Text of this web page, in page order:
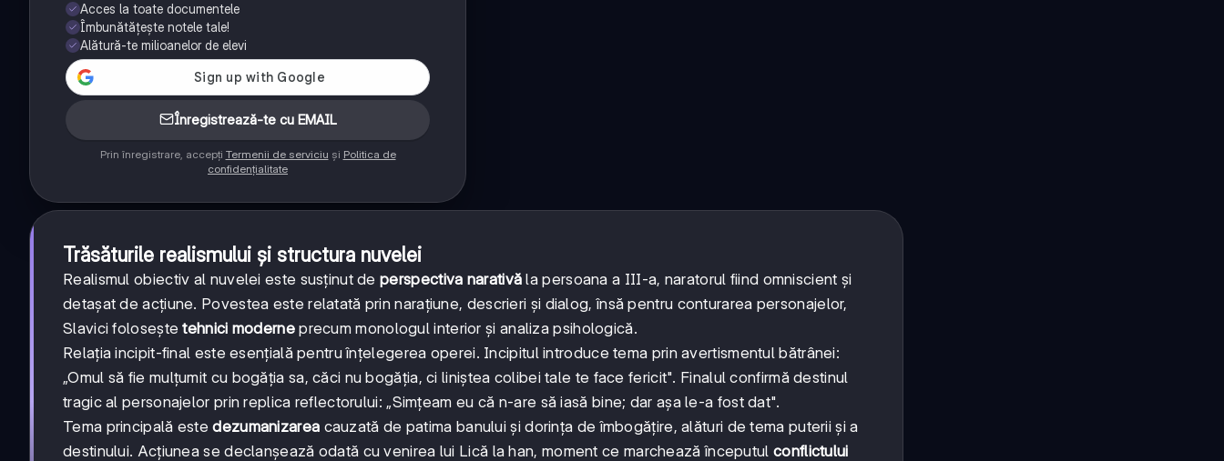
Acces la toate documentele
Îmbunătățește notele tale!
Alătură-te milioanelor de elevi
Înregistrează-te cu EMAIL
Prin înregistrare, accepți Termenii de serviciu și Politica de
confidențialitate
Trăsăturile realismului și structura nuvelei
Realismul obiectiv al nuvelei este susținut deperspectiva narativă la persoana a III-a, naratorul fiind omniscient și
detașat de acțiune. Povestea este relatată prin narațiune, descrieri și dialog, însă pentru conturarea personajelor,
Slavici foloseștetehnici moderneprecum monologul interior și analiza psihologică.
Relația incipit-final este esențială pentru înțelegerea operei. Incipitul introduce tema prin avertismentul bătrânei:
„Omul să fie mulțumit cu bogăția sa, căci nu bogăția, ci liniștea colibei tale te face fericit". Finalul confirmă destinul
tragic al personajelor prin replica reflectorului: „Simțeam eu că n-are să iasă bine; dar așa le-a fost dat".
Tema principală estedezumanizarea cauzată de patima banului și dorința de îmbogățire, alături de tema puterii și a
destinului. Acțiunea se declanșează odată cu venirea lui Lică la han, moment ce marchează începutul conflictului